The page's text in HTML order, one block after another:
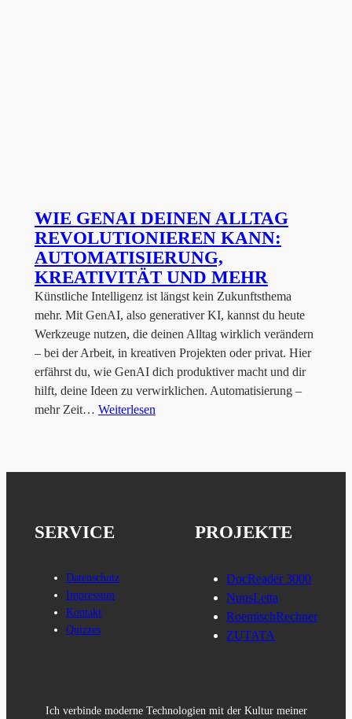
WIE GENAI DEINEN ALLTAG
REVOLUTIONIEREN KANN:
AUTOMATISIERUNG,
KREATIVITÄT UND MEHR
Künstliche Intelligenz ist längst kein Zukunftsthema
mehr. Mit GenAI, also generativer KI, kannst du heute
Werkzeuge nutzen, die deinen Alltag wirklich verändern
– bei der Arbeit, in kreativen Projekten oder privat. Hier
erfährst du, wie GenAI dich produktiver macht und dir
hilft, deine Ideen zu verwirklichen. Automatisierung –
mehr Zeit… Weiterlesen
SERVICE
Datenschutz
Impressum
Kontakt
Quizzes
PROJEKTE
DocReader 3000
NuusLetta
RoemischRechner
ZUTATA
Ich verbinde moderne Technologien mit der Kultur meiner